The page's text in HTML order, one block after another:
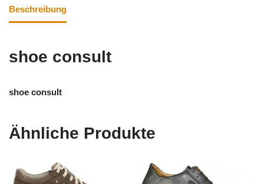
Beschreibung
shoe consult
shoe consult
Ähnliche Produkte